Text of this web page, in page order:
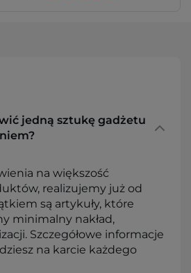
jedną sztukę gadżetu
na większość
realizujemy już od
są artykuły, które
minimalny nakład,
Szczegółowe informacje
na karcie każdego